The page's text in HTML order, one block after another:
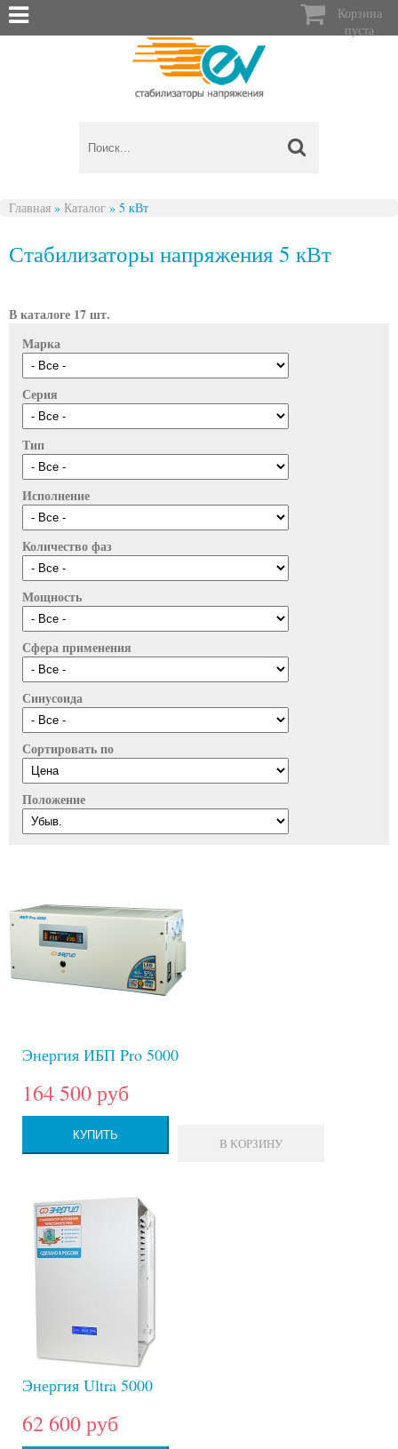

Корзина
пуста
Главная » Каталог » 5 кВт
Стабилизаторы напряжения 5 кВт
В каталоге 17 шт.
Марка
Серия
Тип
Исполнение
Количество фаз
Мощность
Сфера применения
Синусоида
Сортировать по
Положение
Энергия ИБП Pro 5000
164 500 руб
КУПИТЬ
В КОРЗИНУ
Энергия Ultra 5000
62 600 руб